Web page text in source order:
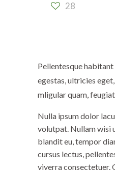
28
Pellentesque
egestas, ultricies
mligular quam,
Nulla ipsum dolor
volutpat. Nullam wisi
blandit eu, tempor
cursus lectus,
viverra consectetuer.